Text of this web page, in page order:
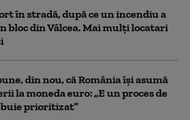
în stradă, după ce un incendiu a
din Vâlcea. Mai mulți locatari
din nou, că România își asumă
la moneda euro: „E un proces de
prioritizat”